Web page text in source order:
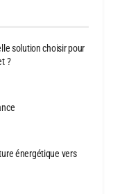
solution choisir pour
?
énergétique vers